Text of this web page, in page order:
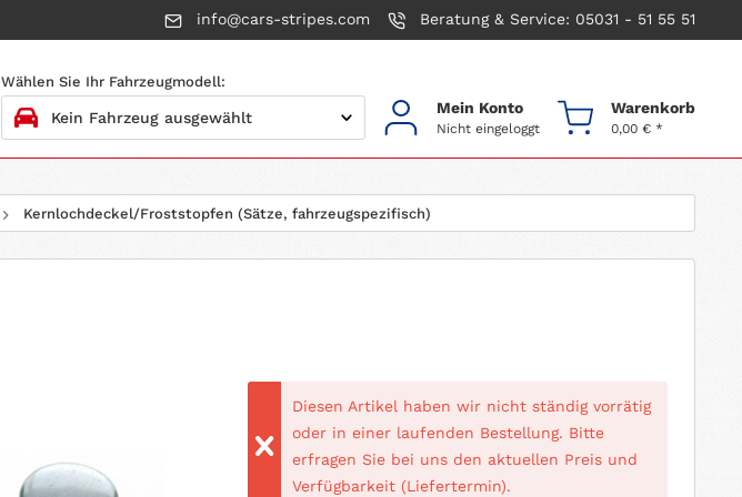
info@cars-stripes.com Beratung & Service: 05031 - 51 55 51
Wählen Sie Ihr Fahrzeugmodell:
2. MODELL
Mein Konto
Nicht eingeloggt
Warenkorb
0,00 € *
Kernlochdeckel/Froststopfen (Sätze, fahrzeugspezifisch)
Diesen Artikel haben wir nicht ständig vorrätig
oder in einer laufenden Bestellung. Bitte
erfragen Sie bei uns den aktuellen Preis und
Verfügbarkeit (Liefertermin).